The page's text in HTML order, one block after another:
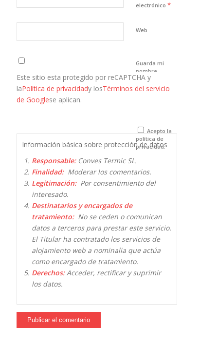
electrónico *
Web
Guarda mi
nombre,
correo
electrónico y
que comente.
Este sitio esta protegido por reCAPTCHA y
laPolítica de privacidady losTérminos del servicio
de Googlese aplican.
Acepto la
política de
privacidad.
Información básica sobre protección de datos
Responsable:Conves Termic SL.
Finalidad:Moderar los comentarios.
Legitimación:Por consentimiento del
interesado.
Destinatarios y encargados de
tratamiento:No se ceden o comunican
datos a terceros para prestar este servicio.
El Titular ha contratado los servicios de
alojamiento web a nominalia que actúa
como encargado de tratamiento.
Derechos:Acceder, rectificar y suprimir
los datos.